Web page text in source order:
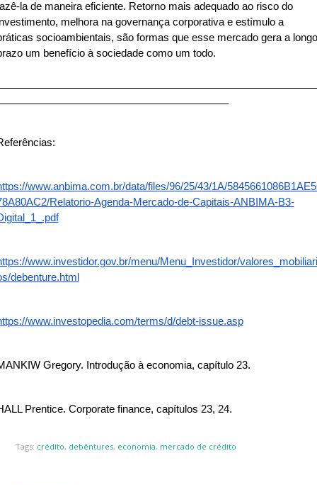
la de maneira eficiente. Retorno mais adequado ao risco do
melhora na governança corporativa e estímulo a
socioambientais, são formas que esse mercado gera a longo
um benefício à sociedade como um todo.
www.anbima.com.br/data/files/96/25/43/1A/
Relatorio-Agenda-Mercado-de-Capitais-ANBIMA-B3-
www.investidor.gov.br/menu/Menu_Investidor/valores_mobiliari
debenture.html
www.investopedia.com/terms/d/debt-issue.asp
Gregory. Introdução à economia, capítulo 23.
Prentice. Corporate finance, capítulos 23, 24.
Tags: crédito, debêntures, economia, mercado de crédito